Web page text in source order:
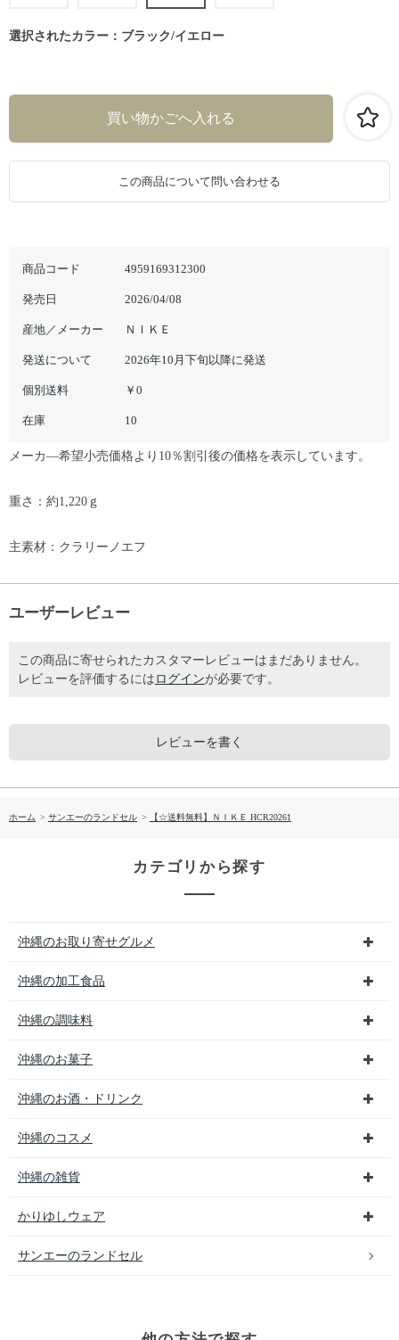
商品コード 4959169312300
発売日 2026/04/08
産地／メーカー ＮＩＫＥ
発送について 2026年10月下旬以降に発送
個別送料 ￥0
在庫 10
選択されたカラー：ブラック/イエロー
この商品について問い合わせる
メーカ―希望小売価格より10％割引後の価格を表示しています。
重さ：約1,220ｇ
主素材：クラリーノエフ
ユーザーレビュー
この商品に寄せられたカスタマーレビューはまだありません。
レビューを評価するには ログインが必要です。
レビューを書く
ホーム > サンエーのランドセル > 【☆送料無料】ＮＩＫＥ HCR20261
カテゴリから探す
沖縄のお取り寄せグルメ
沖縄の加工食品
沖縄の調味料
沖縄のお菓子
沖縄のお酒・ドリンク
沖縄のコスメ
沖縄の雑貨
かりゆしウェア
サンエーのランドセル